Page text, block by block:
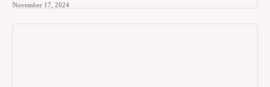
November 17, 2024